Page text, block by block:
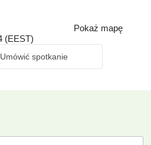
Pokaż mapę
(EEST)
Umówić spotkanie